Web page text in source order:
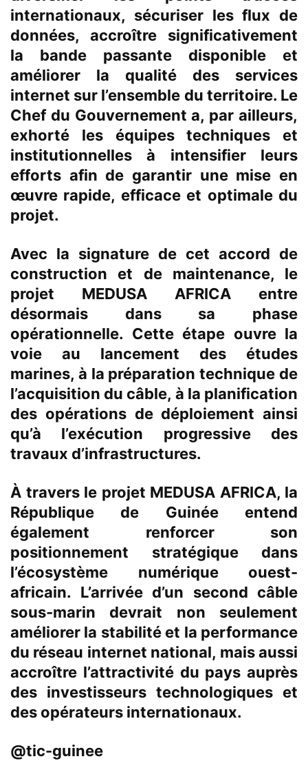
internationaux, sécuriser les flux de
données, accroître significativement
la bande passante disponible et
améliorer la qualité des services
internet sur l’ensemble du territoire. Le
Chef du Gouvernement a, par ailleurs,
exhorté les équipes techniques et
institutionnelles à intensifier leurs
efforts afin de garantir une mise en
œuvre rapide, efficace et optimale du
projet.
Avec la signature de cet accord de
construction et de maintenance, le
projet MEDUSA AFRICA entre
désormais dans sa phase
opérationnelle. Cette étape ouvre la
voie au lancement des études
marines, à la préparation technique de
l’acquisition du câble, à la planification
des opérations de déploiement ainsi
qu’à l’exécution progressive des
travaux d’infrastructures.
À travers le projet MEDUSA AFRICA, la
République de Guinée entend
également renforcer son
positionnement stratégique dans
l’écosystème numérique ouest-
africain. L’arrivée d’un second câble
sous-marin devrait non seulement
améliorer la stabilité et la performance
du réseau internet national, mais aussi
accroître l’attractivité du pays auprès
des investisseurs technologiques et
des opérateurs internationaux.
@tic-guinee